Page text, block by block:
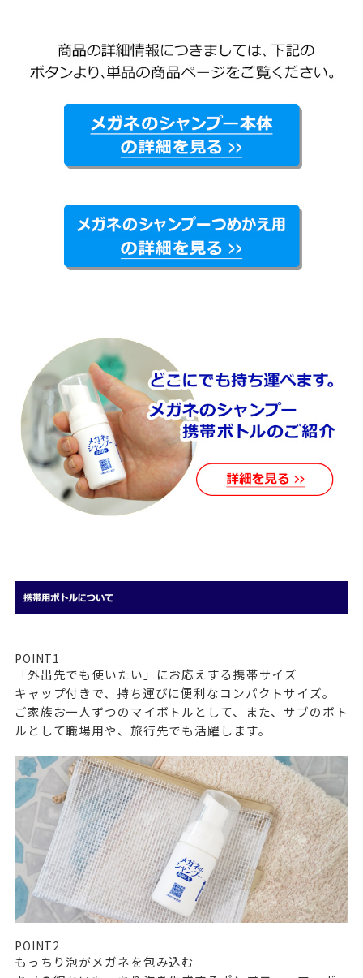
POINT1
「外出先でも使いたい」にお応えする携帯サイズ
キャップ付きで、持ち運びに便利なコンパクトサイズ。
ご家族お一人ずつのマイボトルとして、また、サブのボト
ルとして職場用や、旅行先でも活躍します。
POINT2
もっちり泡がメガネを包み込む